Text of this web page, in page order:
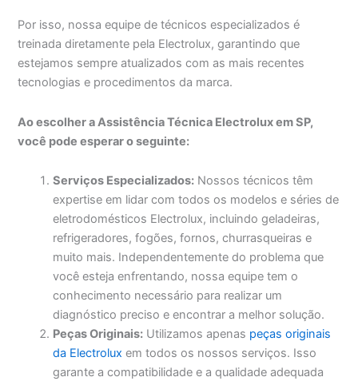
Por isso, nossa equipe de técnicos especializados é
treinada diretamente pela Electrolux, garantindo que
estejamos sempre atualizados com as mais recentes
tecnologias e procedimentos da marca.
Ao escolher a Assistência Técnica Electrolux em SP,
você pode esperar o seguinte:
Serviços Especializados: Nossos técnicos têm
expertise em lidar com todos os modelos e séries de
eletrodomésticos Electrolux, incluindo geladeiras,
refrigeradores, fogões, fornos, churrasqueiras e
muito mais. Independentemente do problema que
você esteja enfrentando, nossa equipe tem o
conhecimento necessário para realizar um
diagnóstico preciso e encontrar a melhor solução.
Peças Originais: Utilizamos apenas peças originais
da Electrolux em todos os nossos serviços. Isso
garante a compatibilidade e a qualidade adequada